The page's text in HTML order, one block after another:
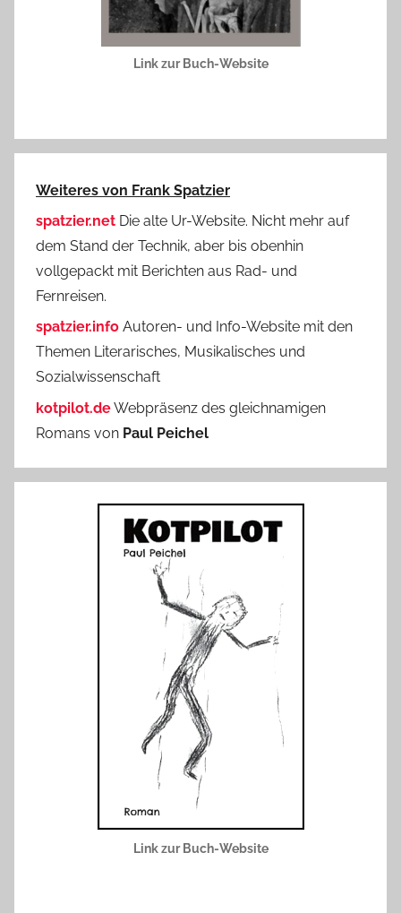
Link zur Buch-Website
Weiteres von Frank Spatzier
spatzier.net Die alte Ur-Website. Nicht mehr auf
dem Stand der Technik, aber bis obenhin
vollgepackt mit Berichten aus Rad- und
Fernreisen.
spatzier.info Autoren- und Info-Website mit den
Themen Literarisches, Musikalisches und
Sozialwissenschaft
kotpilot.deWebpräsenz des gleichnamigen
Romans von Paul Peichel
Link zur Buch-Website